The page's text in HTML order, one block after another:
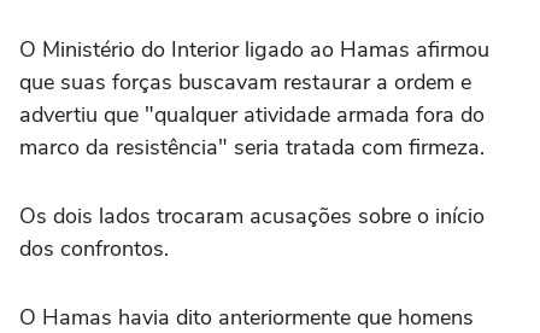
O Ministério do Interior ligado ao Hamas afirmou
que suas forças buscavam restaurar a ordem e
advertiu que "qualquer atividade armada fora do
marco da resistência" seria tratada com firmeza.
Os dois lados trocaram acusações sobre o início
dos confrontos.
O Hamas havia dito anteriormente que homens